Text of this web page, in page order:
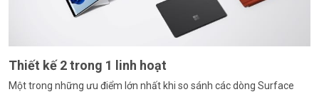
Thiết kế 2 trong 1 linh hoạt
Một trong những ưu điểm lớn nhất khi so sánh các dòng Surface